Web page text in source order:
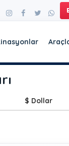
$ Dollar